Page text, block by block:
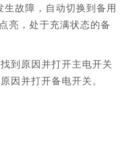
故障，自动切换到备用
亮，处于充满状态的备
到原因并打开主电开关
因并打开备电开关。